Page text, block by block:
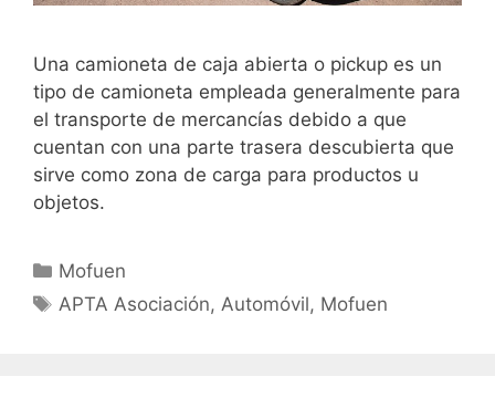
Una camioneta de caja abierta o pickup ​es un
tipo de camioneta empleada generalmente para
el transporte de mercancías debido a que
cuentan con una parte trasera descubierta que
sirve como zona de carga para productos u
objetos​.
Mofuen
APTA Asociación,Automóvil, Mofuen